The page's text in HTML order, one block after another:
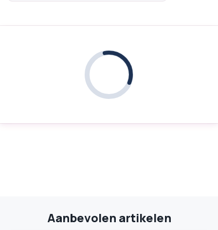
Aanbevolen artikelen